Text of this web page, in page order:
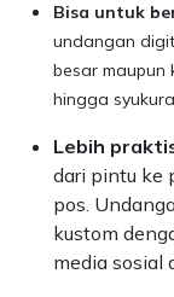
Bisa untuk
undangan
besar maupun
hingga
Lebih
dari pintu ke
pos.
kustom
media sosial